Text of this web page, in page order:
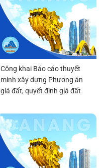
Công khai Báo cáo thuyết
minh xây dựng Phương án
giá đất, quyết định giá đất